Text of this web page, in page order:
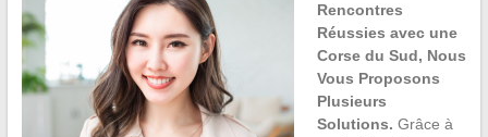
Rencontres
Réussies avec une
Corse du Sud, Nous
Vous Proposons
Plusieurs
Solutions. Grâce à